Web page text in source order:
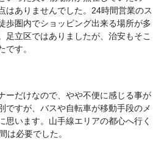
はありませんでした。24時間営業のス
歩圏内でショッピング出来る場所が多
足立区ではありましたが、治安もそこ
です。
ーだけなので、やや不便に感じる事が
ですが、バスや自転車が移動手段のメ
思います。山手線エリアの都心へ行く
は必要でした。